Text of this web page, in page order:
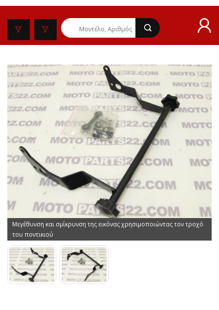
Μεγέθυνση και σμίκρυνση της εικόνας χρησιμοποιώντας τον τροχό
του ποντικιού